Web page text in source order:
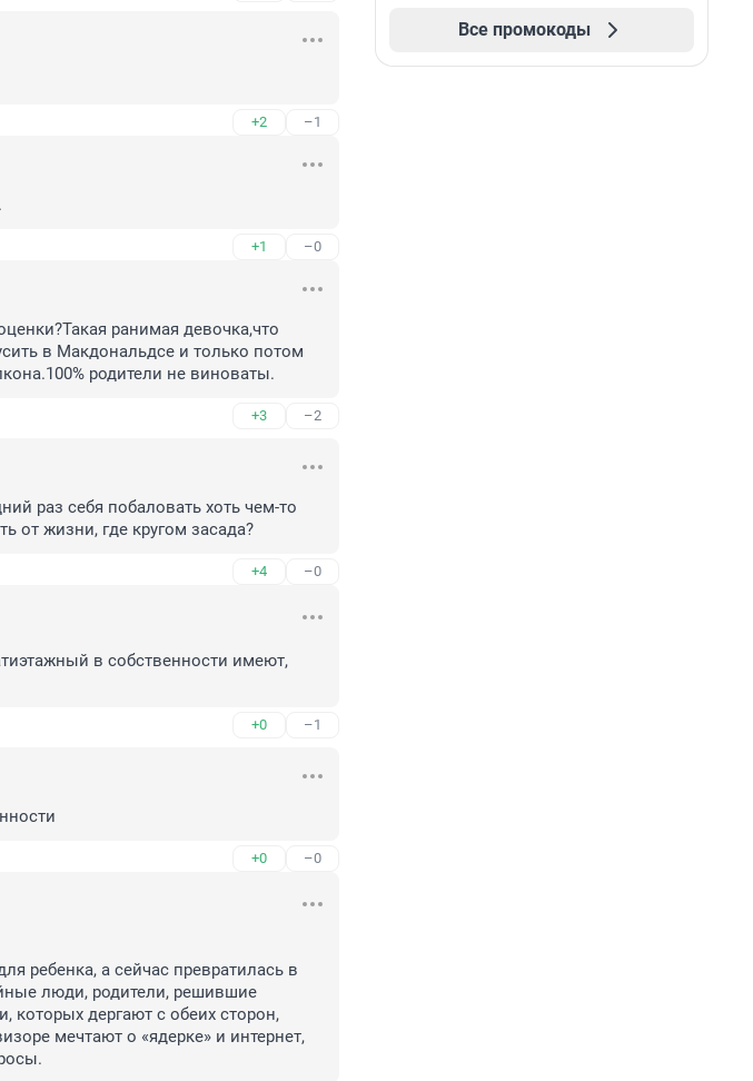
+2 –1
+1 –0
ранимая девочка,что
в Макдональдсе и только потом
родители не виноваты.
+3 –2
раз себя побаловать хоть чем-то
от жизни, где кругом засада?
+4 –0
в собственности имеют,
+0 –1
+0 –0
ребенка, а сейчас превратилась в
люди, родители, решившие
которых дергают с обеих сторон,
мечтают о «ядерке» и интернет,
Все промокоды